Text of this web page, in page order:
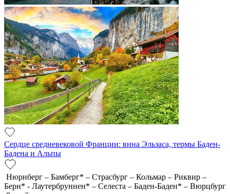
Сердце средневековой Франции: вина Эльзаса, термы Баден-
Бадена и Альпы
Нюрнберг – Бамберг* – Страсбург – Кольмар – Риквир –
Берн* - Лаутербруннен* – Селеста – Баден-Баден* – Вюрцбург